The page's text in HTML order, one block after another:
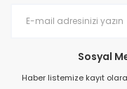
Sosyal
Haber listemize kayıt